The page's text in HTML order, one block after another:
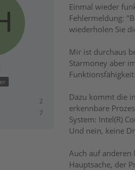
2
7
Einmal wieder
Fehlermeldung:
wiederholen Sie
Mir ist durchaus
Starmoney aber
Dazu kommt die
erkennbare
System: Intel(R)
Und nein, keine
Auch auf anderen
Hauptsache, der